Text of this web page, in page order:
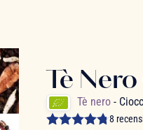
Tè
Tè nero-
8